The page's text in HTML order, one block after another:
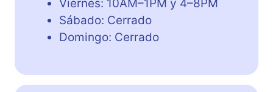
Viernes: 10AM–1PM y 4–8PM
Sábado: Cerrado
Domingo: Cerrado